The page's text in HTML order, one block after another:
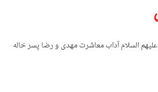
السلام آداب معاشرت ﻣﻬﺪى و رﺿﺎ ﭘﺴﺮ ﺧﺎﻟﻪ